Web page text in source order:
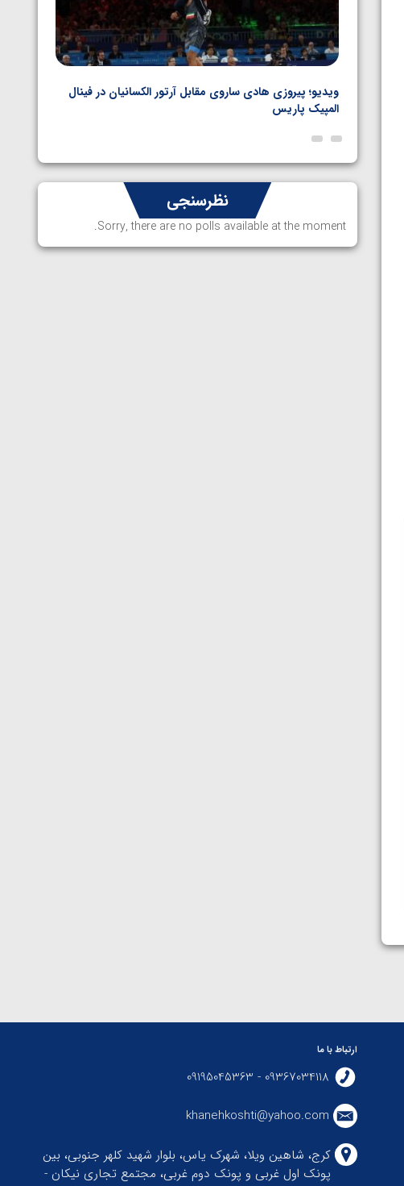
ویدیو؛ پیروزی هادی ساروی مقابل آرتور الکسانیان در فینال
المپیک پاریس
نظرسنجی
Sorry, there are no polls available at the moment.
ارتباط با ما
09367034118 - 09195045363
khanehkoshti@yahoo.com
کرج، شاهین ویلا، شهرک یاس، بلوار شهید کلهر جنوبی، بین
پونک اول غربی و پونک دوم غربی، مجتمع تجاری نیکان -